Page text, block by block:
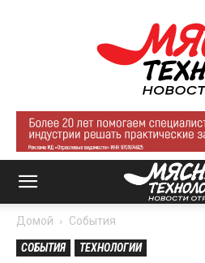
Домой События
СОБЫТИЯ ТЕХНОЛОГИИ